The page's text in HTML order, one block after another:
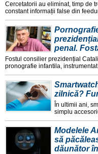
Cercetatorii au eliminat, timp de
constant informații false din
penal.
Fostul consilier prezidențial
pronografie infantila,
zilnică?
În ultimii ani,
simplu
Modelele
să
dăunător